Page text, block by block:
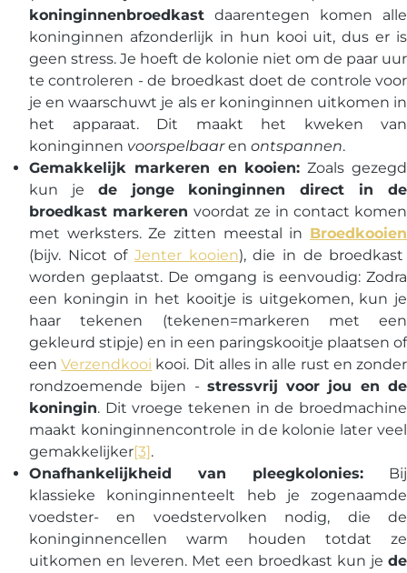
koninginnenbroedkast daarentegen komen alle
koninginnen afzonderlijk in hun kooi uit, dus er is
geen stress. Je hoeft de kolonie niet om de paar uur
te controleren - de broedkast doet de controle voor
je en waarschuwt je als er koninginnen uitkomen in
het apparaat. Dit maakt het kweken van
koninginnen voorspelbaaren ontspannen.
Gemakkelijk markeren en kooien: Zoals gezegd
kun je de jonge koninginnen direct in de
broedkast markeren voordat ze in contact komen
met werksters. Ze zitten meestal in Broedkooien
(bijv. Nicot of Jenter kooien), die in de broedkast
worden geplaatst. De omgang is eenvoudig: Zodra
een koningin in het kooitje is uitgekomen, kun je
haar tekenen (tekenen=markeren met een
gekleurd stipje) en in een paringskooitje plaatsen of
eenVerzendkooi kooi. Dit alles in alle rust en zonder
rondzoemende bijen - stressvrij voor jou en de
koningin. Dit vroege tekenen in de broedmachine
maakt koninginnencontrole in de kolonie later veel
gemakkelijker[3] .
Onafhankelijkheid van pleegkolonies: Bij
klassieke koninginnenteelt heb je zogenaamde
voedster- en voedstervolken nodig, die de
koninginnencellen warm houden totdat ze
uitkomen en leveren. Met een broedkast kun je de